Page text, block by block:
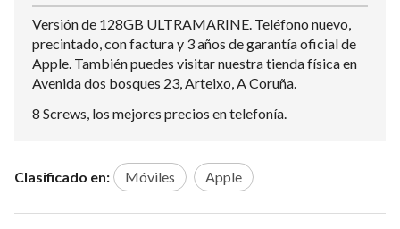
Versión de 128GB ULTRAMARINE. Teléfono nuevo,
precintado, con factura y 3 años de garantía oficial de
Apple. También puedes visitar nuestra tienda física en
Avenida dos bosques 23, Arteixo, A Coruña.
8 Screws, los mejores precios en telefonía.
Clasificado en: Móviles Apple